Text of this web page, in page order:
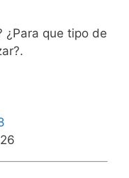
¿Para que tipo de